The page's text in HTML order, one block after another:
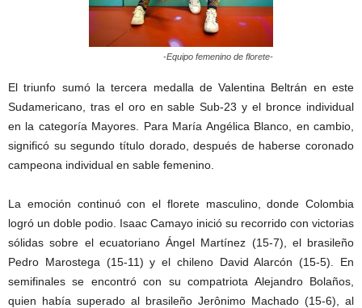
-Equipo femenino de florete-
El triunfo sumó la tercera medalla de Valentina Beltrán en este
Sudamericano, tras el oro en sable Sub-23 y el bronce individual
en la categoría Mayores. Para María Angélica Blanco, en cambio,
significó su segundo título dorado, después de haberse coronado
campeona individual en sable femenino.
La emoción continuó con el florete masculino, donde Colombia
logró un doble podio. Isaac Camayo inició su recorrido con victorias
sólidas sobre el ecuatoriano Ángel Martínez (15-7), el brasileño
Pedro Marostega (15-11) y el chileno David Alarcón (15-5). En
semifinales se encontró con su compatriota Alejandro Bolaños,
quien había superado al brasileño Jerônimo Machado (15-6), al